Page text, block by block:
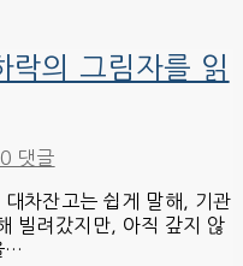
락의 그림자를 읽
0 댓글
차잔고는 쉽게 말해, 기관
빌려갔지만, 아직 갚지 않
…